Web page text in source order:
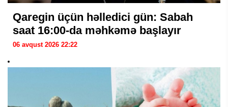
Qaregin üçün həlledici gün: Sabah
saat 16:00-da məhkəmə başlayır
06 avqust 2026 22:22